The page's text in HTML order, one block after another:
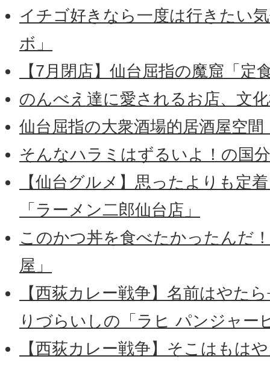
イチゴ好きなら一度は行きたい
ボ」
【7月閉店】仙台屈指の魔窟「定
のんべえ達に愛されるお店、文
仙台屈指の大衆酒場的居酒屋空
そんなハラミはずるいよ！の国
【仙台グルメ】思ったよりも定
「ラーメン二郎仙台店」
このかつ丼を食べたかったんだ
屋」
【西荻カレー戦争】名前はやた
りづらいしの「ラヒ パンジャー
【西荻カレー戦争】そこはもは